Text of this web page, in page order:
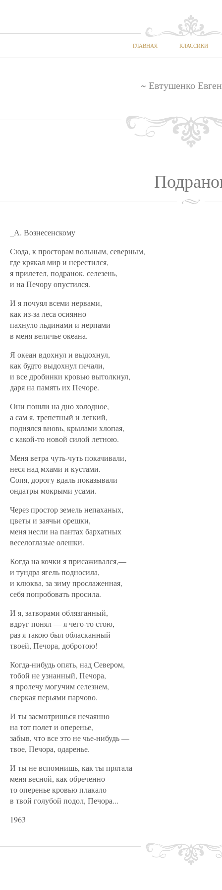
ГЛАВНАЯ КЛАССИКИ
~ Евтушенко
_А. Вознесенскому
Сюда, к просторам вольным, северным,
где крякал мир и нерестился,
я прилетел, подранок, селезень,
и на Печору опустился.
И я почуял всеми нервами,
как из-за леса осиянно
пахнуло льдинами и нерпами
в меня величье океана.
Я океан вдохнул и выдохнул,
как будто выдохнул печали,
и все дробинки кровью вытолкнул,
даря на память их Печоре.
Они пошли на дно холодное,
а сам я, трепетный и легкий,
поднялся вновь, крылами хлопая,
с какой-то новой силой летною.
Меня ветра чуть-чуть покачивали,
неся над мхами и кустами.
Сопя, дорогу вдаль показывали
ондатры мокрыми усами.
Через простор земель непаханых,
цветы и заячьи орешки,
меня несли на пантах бархатных
веселоглазые олешки.
Когда на кочки я присаживался,—
и тундра ягель подносила,
и клюква, за зиму прослаженная,
себя попробовать просила.
И я, затворами облязганный,
вдруг понял — я чего-то стою,
раз я такою был обласканный
твоей, Печора, добротою!
Когда-нибудь опять, над Севером,
тобой не узнанный, Печора,
я пролечу могучим селезнем,
сверкая перьями парчово.
И ты засмотришься нечаянно
на тот полет и оперенье,
забыв, что все это не чье-нибудь —
твое, Печора, одаренье.
И ты не вспомнишь, как ты прятала
меня весной, как обреченно
то оперенье кровью плакало
в твой голубой подол, Печора...
1963